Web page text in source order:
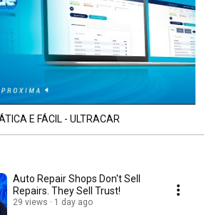
E FÁCIL - ULTRACAR
Auto Repair Shops Don't Sell
Repairs. They Sell Trust!
29 views 1 day ago